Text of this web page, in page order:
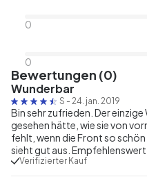
0
0
Bewertungen (0)
Wunderbar
S - 24. jan. 2019
Bin sehr zufrieden. Der
gesehen hätte, wie sie von
fehlt, wenn die Front so
sieht gut aus.
Verifizierter Kauf